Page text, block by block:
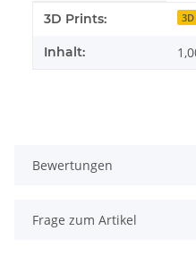
Produkteigenschaft
Wert
3D Prints:
Inhalt:
Bewertungen
Frage zum Artikel